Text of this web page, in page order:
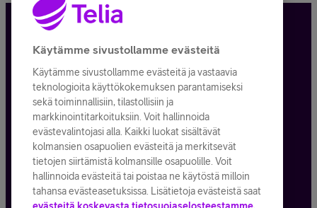
Tietosuoja ja -turva
Tilauksen peruuttaminen
Käyttöehdot
Evästeiden käyttö
Toimitusehdot ja palvelukuvaukset
Käytämme sivustollamme evästeitä
Käytämme sivustollamme evästeitä ja vastaavia
teknologioita käyttökokemuksen parantamiseksi
sekä toiminnallisiin, tilastollisiin ja
markkinointitarkoituksiin. Voit hallinnoida
evästevalintojasi alla. Kaikki luokat sisältävät
kolmansien osapuolien evästeitä ja merkitsevät
tietojen siirtämistä kolmansille osapuolille. Voit
hallinnoida evästeitä tai poistaa ne käytöstä milloin
tahansa evästeasetuksissa. Lisätietoja evästeistä saat